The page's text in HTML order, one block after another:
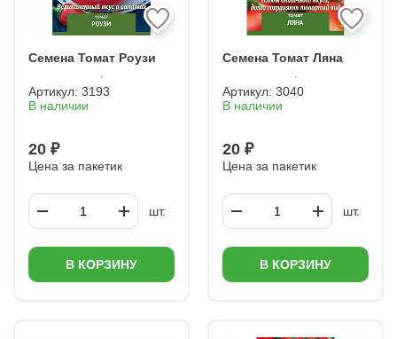
Семена Томат Роузи
Артикул: 3193
В наличии
20 ₽
Цена за пакетик
шт.
В КОРЗИНУ
Семена Томат Ляна
Артикул: 3040
В наличии
20 ₽
Цена за пакетик
шт.
В КОРЗИНУ